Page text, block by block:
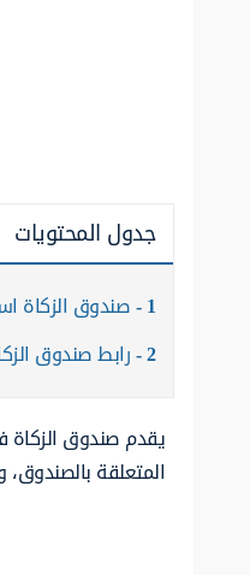
جدول المحتويات
1 صندوق الزكاة
2 رابط صندوق
يقدم صندوق الزكاة
المتعلقة